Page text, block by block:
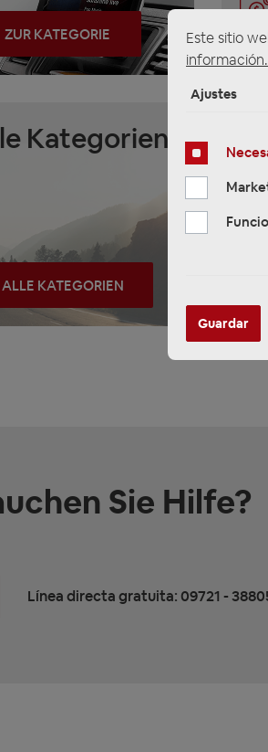
ZUR KATEGORIE
Kategorien
ALLE KATEGORIEN
Sie Hilfe?
Línea directa gratuita: 09721 -
Este sitio
Ajustes
Guardar